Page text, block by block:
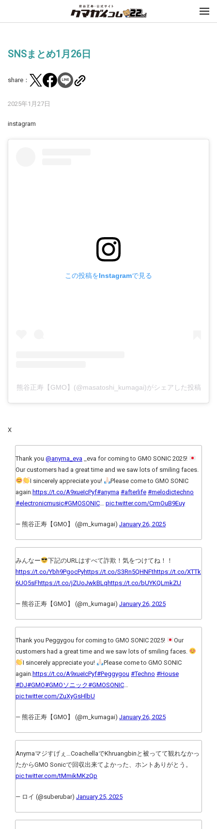
SNSまとめ1月26日
share：
2025年1月27日
instagram
この投稿をInstagramで見る
熊谷正寿【GMO】(@masatoshi_kumagai)がシェアした投稿
X
Thank you @anyma_eva _eva for coming to GMO SONIC 2025!
Our customers had a great time and we saw lots of smiling faces.
I sincerely appreciate you!
Please come to GMO SONIC
again.https://t.co/A9xueIcPyf#anyma #afterlife #melodictechno
#electronicmusic#GMOSONIC… pic.twitter.com/CrmOuB9Euy
— 熊谷正寿【GMO】 (@m_kumagai) January 26, 2025
みんなー
下記のURLはすべて詐欺！気をつけてね！！
https://t.co/Ybh9PgocPyhttps://t.co/S3Rn5QHNFthttps://t.co/XTTk
6UO5sFhttps://t.co/jZUoJwkBLq https://t.co/bUYKQLmkZU
— 熊谷正寿【GMO】 (@m_kumagai) January 26, 2025
Thank you Peggygou for coming to GMO SONIC 2025!
Our
customers had a great time and we saw lots of smiling faces.
I sincerely appreciate you!
Please come to GMO SONIC
again.https://t.co/A9xueIcPyf#Peggygou #Techno #House
#DJ#GMO#GMOソニック#GMOSONIC…
pic.twitter.com/ZuXyGsHlbU
— 熊谷正寿【GMO】 (@m_kumagai) January 26, 2025
Anymaマジすげぇ…CoachellaでKhruangbinと被ってて観れなかっ
たからGMO Sonicで回収出来てよかった、ホントありがとう。
pic.twitter.com/tMmikMKzQp
— ロイ (@suberubar) January 25, 2025